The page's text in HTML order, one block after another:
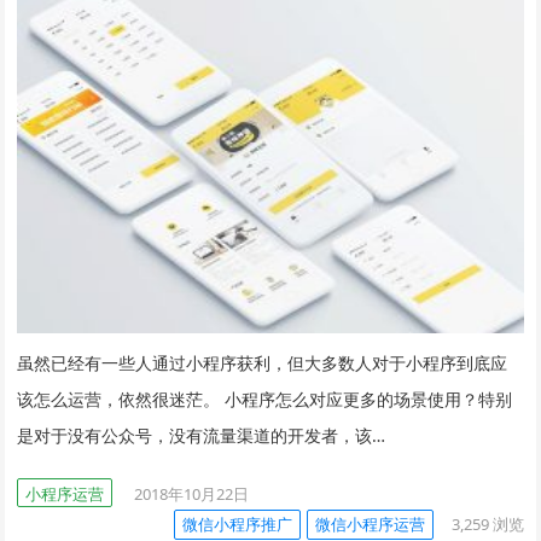
虽然已经有一些人通过小程序获利，但大多数人对于小程序到底应
该怎么运营，依然很迷茫。 小程序怎么对应更多的场景使用？特别
是对于没有公众号，没有流量渠道的开发者，该…
小程序运营
2018年10月22日
微信小程序推广
微信小程序运营 3,259浏览